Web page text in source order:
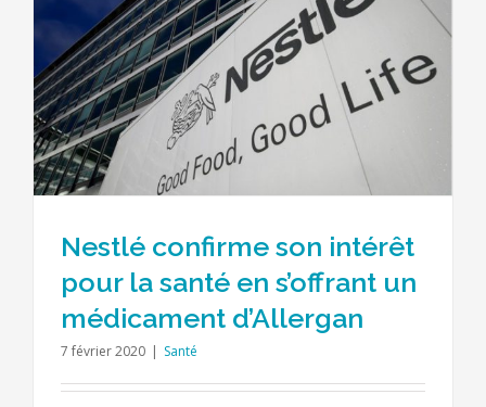
Nestlé confirme son intérêt
pour la santé en s’offrant un
médicament d’Allergan
7 février 2020 | Santé